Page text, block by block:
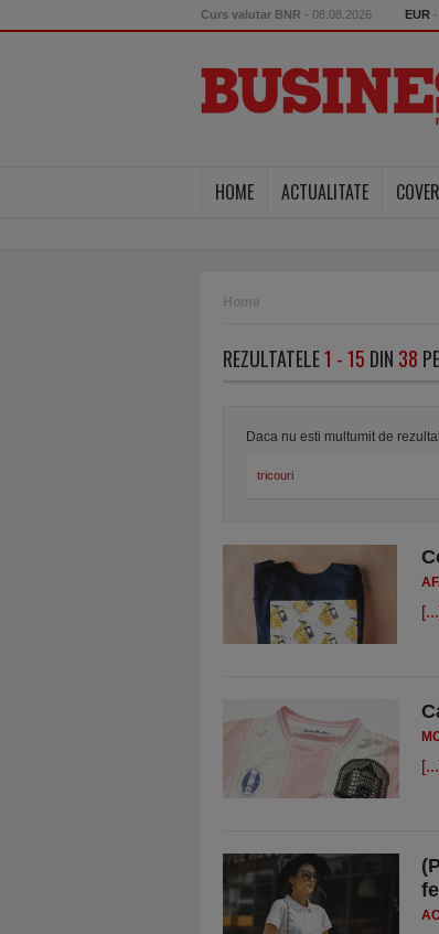
Curs valutar BNR - 08.08.2026 EUR
HOME ACTUALITATE
Home
REZULTATELE1 - 15 DIN 38
Daca nu esti multumit de